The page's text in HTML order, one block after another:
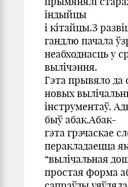
індыйцы
і кітайцы.З
гандлю пачала
неабходнасць у
вылічэння.
Гэта прывяло да
новых
інструментаў.
быў абак.Абак-
гэта грэчаскае
перакладаецца
“вылічальная
простая форма